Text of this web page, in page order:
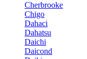
Cherbrooke
Chigo
Dahaci
Dahatsu
Daichi
Daicond